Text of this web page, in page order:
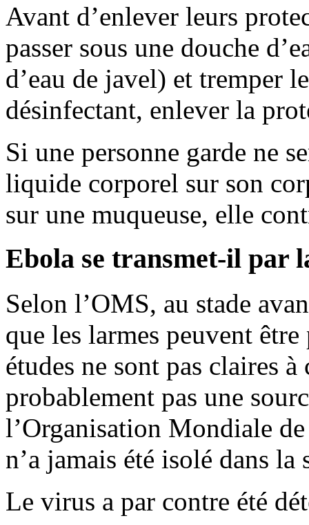
Avant d’enlever leurs
passer sous une douche
d’eau de javel) et tremper
désinfectant, enlever la
Si une personne garde ne
liquide corporel sur son
sur une muqueuse, elle
Ebola se transmet-il par
Selon l’OMS, au stade
que les larmes peuvent
études ne sont pas claires
probablement pas une
l’Organisation Mondiale
n’a jamais été isolé dans la
Le virus a par contre été